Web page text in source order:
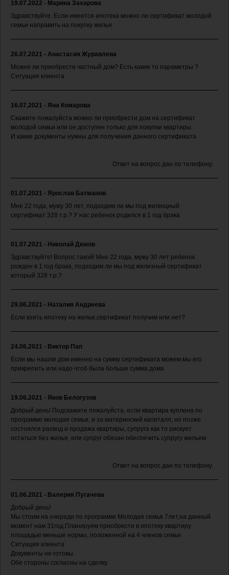
19.07.2022 - Марина Захарова
Здравствуйте. Если имеется ипотека можно ли сертификат молодой
семьи направить на покупку жилья
26.07.2021 - Анастасия Журавлева
Можно ли приобрести частный дом? Есть какие то параметры ?
Ситуация клиента
16.07.2021 - Яна Комарова
Скажите пожалуйста можно ли приобрести дом на сертификат
молодой семьи или он доступен только для покупки квартиры
И какие документы нужны для получения данного сертификата
Ответ на вопрос дан по телефону.
01.07.2021 - Ярослав Батманов
Мне 22 года, мужу 30 лет, подходим ли мы под жилищный
сертификат 328 т.р.? У нас ребенок родился в 1 год брака
01.07.2021 - Николай Дюков
Здравствуйте! Вопрос такой! Мне 22 года, мужу 30 лет ребенок
рожден в 1 год брака, подходим ли мы под жилизный сертификат
который 328 т.р.?
29.06.2021 - Наталия Андреева
Если взять ипотеку на жилье,сертификат получим или нет?
24.06.2021 - Виктор Пап
Если мы нашли дом именно на сумму сертификата можем мы его
прикрепить или надо чтоб была больше сумма дома
19.06.2021 - Яков Белогузов
Добрый день! Подскажите пожалуйста, если квартира куплена по
программе молодая семья, и за материнский капиталл, но позже
состоялся развод и продажа квартиры, супруга как то рискует
остаться без жилья, или супруг обязан обеспечить супругу жильем
Ответ на вопрос дан по телефону.
01.06.2021 - Валерия Пугачева
Добрый день!
Мы стоим на очереди по программе Молодая семья 7лет,на данный
момент нам 31год.Планируем приобрести в ипотеку квартиру
площадью меньше нормы, положенной на 4 членов семьи
Ситуация клиента
Документы не готовы.
Обе стороны согласны на сделку.